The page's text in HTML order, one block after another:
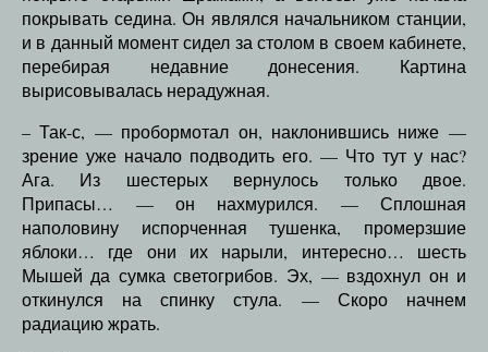
покрывать седина. Он являлся начальником станции,
и в данный момент сидел за столом в своем кабинете,
перебирая недавние донесения. Картина
вырисовывалась нерадужная.
– Так-с, — пробормотал он, наклонившись ниже —
зрение уже начало подводить его. — Что тут у нас?
Ага. Из шестерых вернулось только двое.
Припасы… — он нахмурился. — Сплошная
наполовину испорченная тушенка, промерзшие
яблоки… где они их нарыли, интересно… шесть
Мышей да сумка светогрибов. Эх, — вздохнул он и
откинулся на спинку стула. — Скоро начнем
радиацию жрать.